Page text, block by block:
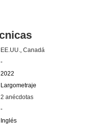
EE.UU.
Canadá
-
2022
Largometraje
2 anécdotas
-
Inglés